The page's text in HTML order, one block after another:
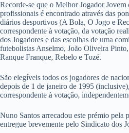
Recorde-se que o Melhor Jogador Jovem
profissionais é encontrado através das
diários desportivos (A Bola, O Jogo e
correspondente à votação, da votação
dos Jogadores e das escolhas de uma
futebolistas Anselmo, João Oliveira
Ranque Franque, Rebelo e Tozé.
São elegíveis todos os jogadores de
depois de 1 de janeiro de 1995
correspondente à votação,
Nuno Santos arrecadou este prémio pela
entregue brevemente pelo Sindicato dos